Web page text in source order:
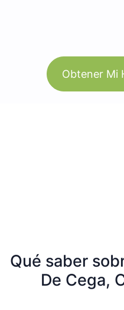
Obtener Mi
Qué saber
De Cega,